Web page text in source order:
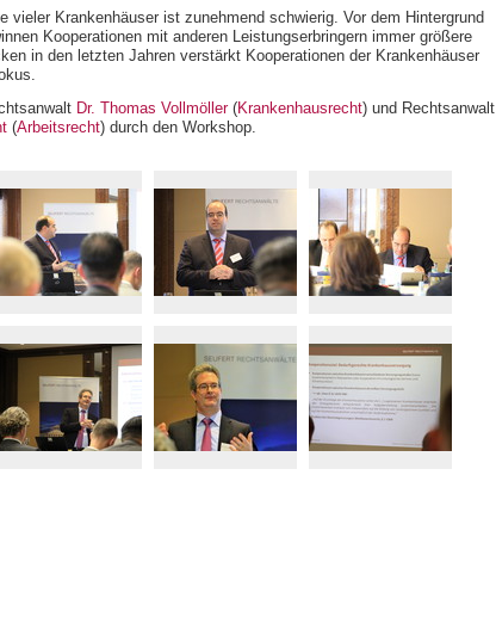
vieler Krankenhäuser ist zunehmend schwierig. Vor dem Hintergrund
Kooperationen mit anderen Leistungserbringern immer größere
in den letzten Jahren verstärkt Kooperationen der Krankenhäuser
Dr. Thomas Vollmöller (Krankenhausrecht) und Rechtsanwalt
(Arbeitsrecht) durch den Workshop.